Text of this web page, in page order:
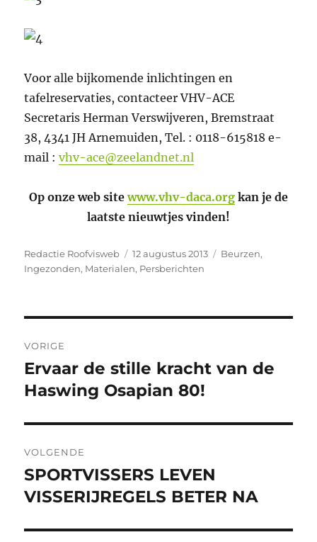
Voor alle bijkomende inlichtingen en
tafelreservaties, contacteer VHV-ACE
Secretaris Herman Verswijveren, Bremstraat
38, 4341 JH Arnemuiden, Tel. : 0118-615818 e-
mail :vhv-ace@zeelandnet.nl
Op onze web sitewww.vhv-daca.org kan je de
laatste nieuwtjes vinden!
Auteur
Redactie Roofvisweb
Geplaatst
op
12 augustus 2013 Categorieën
Beurzen,
Ingezonden, Materialen, Persberichten
navigatie
VORIGE
Vorig
bericht:
Ervaar de stille kracht van de
Haswing Osapian 80!
VOLGENDE
Volgend
bericht:
SPORTVISSERS LEVEN
VISSERIJREGELS BETER NA